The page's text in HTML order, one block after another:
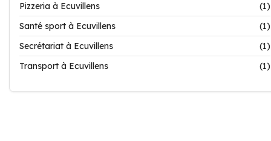
Pizzeria à Ecuvillens
(1)
Santé sport à Ecuvillens
(1)
Secrétariat à Ecuvillens
(1)
Transport à Ecuvillens
(1)